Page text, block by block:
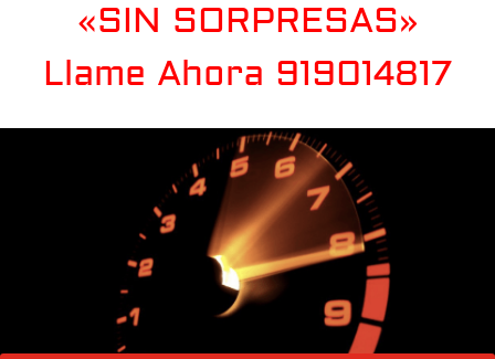
«SIN SORPRESAS»
Llame Ahora 919014817